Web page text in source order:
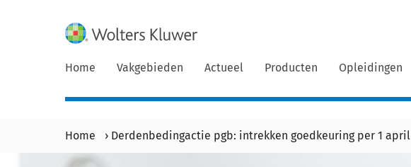
Home Vakgebieden Actueel Producten Opleidingen
Home › Derdenbedingactie pgb: intrekken goedkeuring per 1 april